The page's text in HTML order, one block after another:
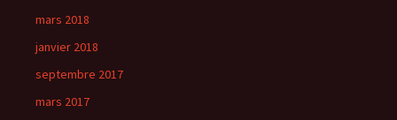
mars 2018
janvier 2018
septembre 2017
mars 2017